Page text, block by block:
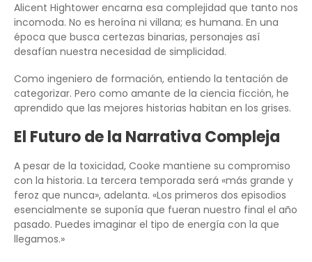
Alicent Hightower encarna esa complejidad que tanto nos
incomoda. No es heroína ni villana; es humana. En una
época que busca certezas binarias, personajes así
desafían nuestra necesidad de simplicidad.
Como ingeniero de formación, entiendo la tentación de
categorizar. Pero como amante de la ciencia ficción, he
aprendido que las mejores historias habitan en los grises.
El Futuro de la Narrativa Compleja
A pesar de la toxicidad, Cooke mantiene su compromiso
con la historia. La tercera temporada será «más grande y
feroz que nunca», adelanta. «Los primeros dos episodios
esencialmente se suponía que fueran nuestro final el año
pasado. Puedes imaginar el tipo de energía con la que
llegamos.»